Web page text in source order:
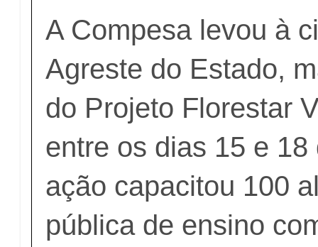
A Compesa levou à
Agreste do Estado,
do Projeto Florestar
entre os dias 15 e 18
ação capacitou 100
pública de ensino